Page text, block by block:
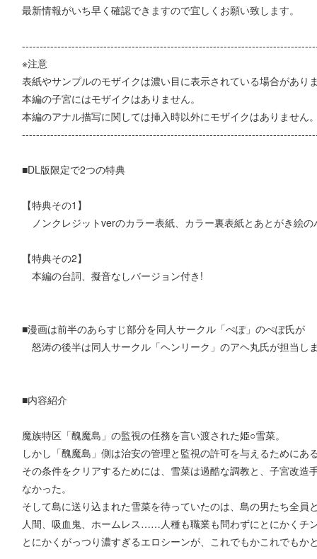
最新情報がいち早く確認できますので宜しくお願い致します。
※注意
表紙やサンプルのモザイクは濃い目に表示されている場合があり
本編の子宮にはモザイクはありません。
本編のアナル描写に関しては挿入時以外にモザイクはありません
■DL版限定で2つの特典
【特典その1】
ノンクレジットverのカラー表紙、カラー裏表紙とあとがき絵
【特典その2】
本編の台詞、擬音なしバージョン付き!
■漫画は前半のあらすじ部分を同人サークル「ぺぽ」のぺぽ氏が
怒涛の後半は同人サークル「ヘンリーク」のアヘ丸氏が担当し
■内容紹介
魔族特区「醜魔島」の監視の任務を言い渡された姫○雪菜。
しかし「醜魔島」側は治安の管理と監視の許可を与えるためにあ
その条件をクリアするためには、雪菜は過酷な調教と、子宮改
なかった。
そして島に送り込まれた雪菜を待っていたのは、島の男たち全員
人間、吸血鬼、ホームレス……人種も職業も問わずにとにかくチ
とにかくがっつり濃すぎるエロシーンが、これでもかこれでもか